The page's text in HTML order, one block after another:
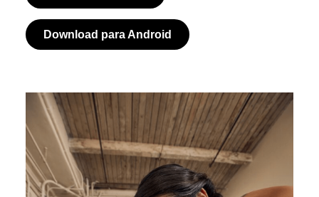
Download para Android